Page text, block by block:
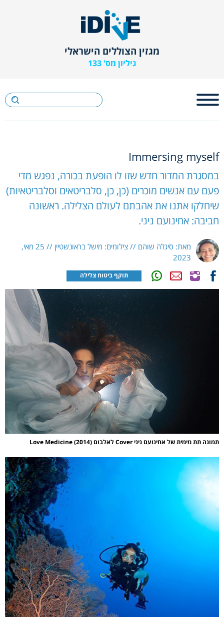
מגזין הצוללים הישראלי
גיליון מס' 133
Immersing myself
במסגרת המדור חדש שזו לו הופעת בכורה, נפגש מדי
פעם עם אנשים מוכרים (כן, כן, סלבריטאים וסלבריטאיות)
שיחלקו אתנו את אהבתם לעולם הצלילה. ראשונה
חביבה: אחינועם ניני.
מאת: סיגלה שוהם // צילומים: מישל בראונשטיין // 25 מאי,
2023
תוקף ביטוח צלילה
תמונה תת מימית של אחינועם ניני Cover לאלבום Love Medicine (2014)